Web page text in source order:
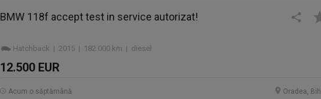
BMW 118f accept test in service autorizat!
Hatchback | 2015 | 182.000 km | diesel
12.500 EUR
Oradea,
Acum o săptămână